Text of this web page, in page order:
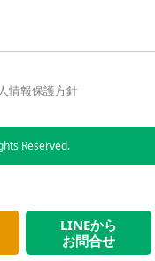
情報保護方針
Reserved.
LINEから
お問合せ